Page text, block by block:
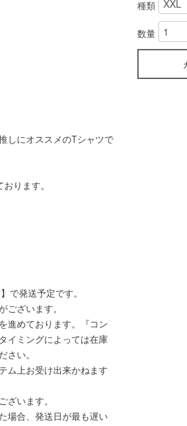
しにオススメのTシャツで
ります。
で発送予定です。
ございます。
進めております。『コン
イミングによっては在庫
さい。
ム上お受け出来かねます
ざいます。
場合、発送日が最も遅い
種類
数量